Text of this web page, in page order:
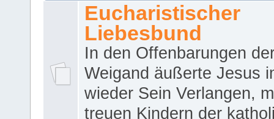
Eucharistischer
Liebesbund
In den Offenbarungen
Weigand äußerte Jesus
wieder Sein Verlangen,
treuen Kindern der